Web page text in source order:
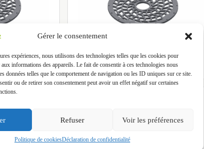
Gérer le consentement
expériences, nous utilisons des technologies telles que les cookies pour
aux informations des appareils. Le fait de consentir à ces technologies nous
données telles que le comportement de navigation ou les ID uniques sur ce site.
ou de retirer son consentement peut avoir un effet négatif sur certaines
Refuser Voir les préférences
Politique de cookiesDéclaration de confidentialité